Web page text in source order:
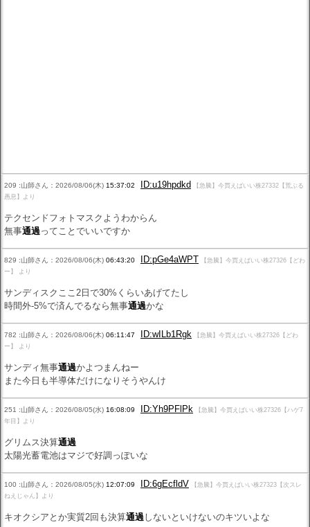
209 :山師さん：2026/08/06(木) 15:37:02 ID:u19hpdkd
【急騰】今買えばいい株27332【荒ぶる
愚息】より
テクセンドフォトマスクようわからん
無事通過ってことでいいですか
829 :山師さん：2026/08/06(木) 06:43:20 ID:pGe4aWPT
【急騰】今買えばいい株27326【どわ
ー】 より
サンディスクここ2日で30%くらいあげてたし
時間外-5%で済んでるなら無事通過かな
782 :山師さん：2026/08/06(木) 06:11:47 ID:wILb1Rgk
【急騰】今買えばいい株27326【どわ
ー】 より
サンディ無事通過かよつまんねー
また今日も半導体だけになりそうやんけ
251 :山師さん：2026/08/05(水) 16:08:09 ID:Yh9PFlPk
【急騰】今買えばいい株27326【ハゲ7
年目】より
グリムス決算通過
太陽光蓄電池はマジで好調っぽいな
100 :山師さん：2026/08/05(水) 12:07:09 ID:6gEcfldV
【急騰】今買えばいい株27323【次スレ
ねえじゃん】より
キオクシアとか実質2回も決算通過しないといけないのキツいよな